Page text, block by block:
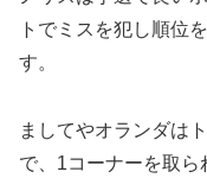
トでミスを犯し順位
す。
ましてやオランダは
で、1コーナーを取ら